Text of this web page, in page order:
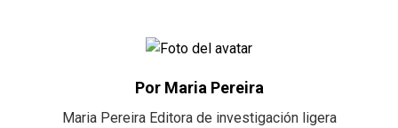
Por Maria Pereira
Maria Pereira Editora de investigación ligera